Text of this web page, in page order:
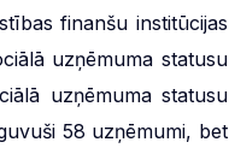
finanšu institūcijas
uzņēmuma statusu
uzņēmuma statusu
58 uzņēmumi, bet